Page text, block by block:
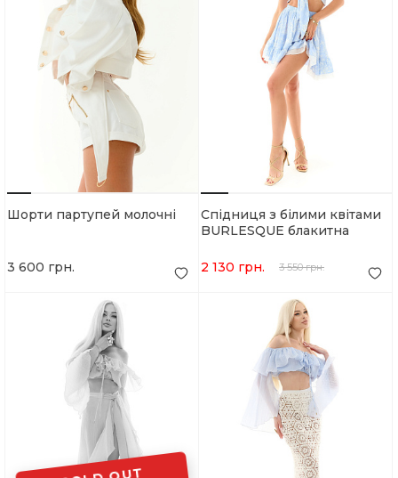
Шорти партупей молочні
3 600 грн.
Спідниця з білими квітами
BURLESQUE блакитна
2 130 грн. 3 550 грн.